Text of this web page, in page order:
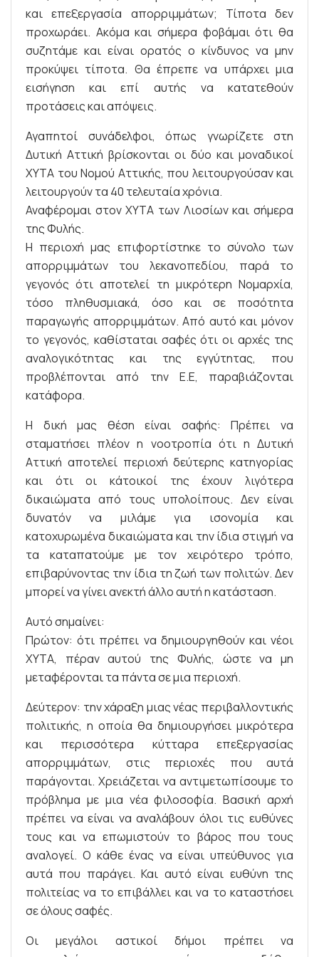
και επεξεργασία απορριμμάτων; Τίποτα δεν
προχωράει. Ακόμα και σήμερα φοβάμαι ότι θα
συζητάμε και είναι ορατός ο κίνδυνος να μην
προκύψει τίποτα. Θα έπρεπε να υπάρχει μια
εισήγηση και επί αυτής να κατατεθούν
προτάσεις και απόψεις.
Αγαπητοί συνάδελφοι, όπως γνωρίζετε στη
Δυτική Αττική βρίσκονται οι δύο και μοναδικοί
ΧΥΤΑ του Νομού Αττικής, που λειτουργούσαν και
λειτουργούν τα 40 τελευταία χρόνια.
Αναφέρομαι στον ΧΥΤΑ των Λιοσίων και σήμερα
της Φυλής.
Η περιοχή μας επιφορτίστηκε το σύνολο των
απορριμμάτων του λεκανοπεδίου, παρά το
γεγονός ότι αποτελεί τη μικρότερη Νομαρχία,
τόσο πληθυσμιακά, όσο και σε ποσότητα
παραγωγής απορριμμάτων. Από αυτό και μόνον
το γεγονός, καθίσταται σαφές ότι οι αρχές της
αναλογικότητας και της εγγύτητας, που
προβλέπονται από την Ε.Ε, παραβιάζονται
κατάφορα.
Η δική μας θέση είναι σαφής: Πρέπει να
σταματήσει πλέον η νοοτροπία ότι η Δυτική
Αττική αποτελεί περιοχή δεύτερης κατηγορίας
και ότι οι κάτοικοί της έχουν λιγότερα
δικαιώματα από τους υπολοίπους. Δεν είναι
δυνατόν να μιλάμε για ισονομία και
κατοχυρωμένα δικαιώματα και την ίδια στιγμή να
τα καταπατούμε με τον χειρότερο τρόπο,
επιβαρύνοντας την ίδια τη ζωή των πολιτών. Δεν
μπορεί να γίνει ανεκτή άλλο αυτή η κατάσταση.
Αυτό σημαίνει:
Πρώτον: ότι πρέπει να δημιουργηθούν και νέοι
ΧΥΤΑ, πέραν αυτού της Φυλής, ώστε να μη
μεταφέρονται τα πάντα σε μια περιοχή.
Δεύτερον: την χάραξη μιας νέας περιβαλλοντικής
πολιτικής, η οποία θα δημιουργήσει μικρότερα
και περισσότερα κύτταρα επεξεργασίας
απορριμμάτων, στις περιοχές που αυτά
παράγονται. Χρειάζεται να αντιμετωπίσουμε το
πρόβλημα με μια νέα φιλοσοφία. Βασική αρχή
πρέπει να είναι να αναλάβουν όλοι τις ευθύνες
τους και να επωμιστούν το βάρος που τους
αναλογεί. Ο κάθε ένας να είναι υπεύθυνος για
αυτά που παράγει. Και αυτό είναι ευθύνη της
πολιτείας να το επιβάλλει και να το καταστήσει
σε όλους σαφές.
Οι μεγάλοι αστικοί δήμοι πρέπει να